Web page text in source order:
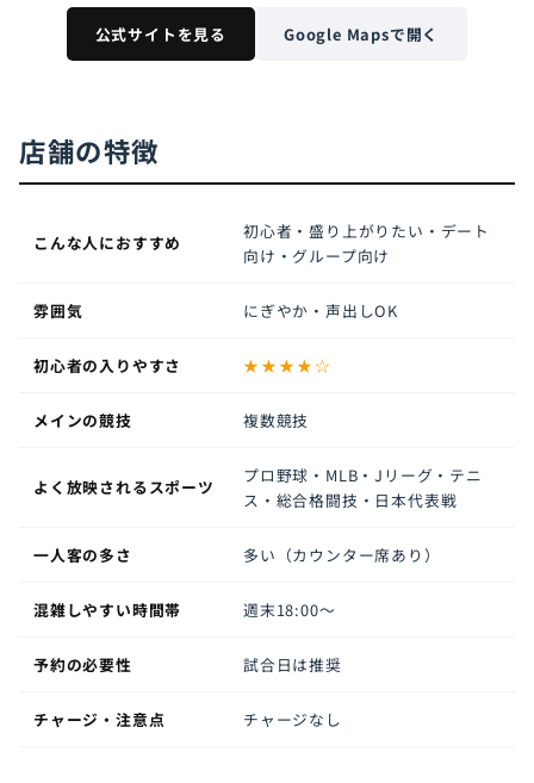
公式サイトを見る Google Mapsで開く
店舗の特徴
こんな人におすすめ
初心者・盛り上がりたい・デート
向け・グループ向け
雰囲気 にぎやか・声出しOK
初心者の入りやすさ ★★★★☆
メインの競技 複数競技
よく放映されるスポーツ
プロ野球・MLB・Jリーグ・テニ
ス・総合格闘技・日本代表戦
一人客の多さ 多い（カウンター席あり）
混雑しやすい時間帯 週末18:00〜
予約の必要性 試合日は推奨
チャージ・注意点 チャージなし